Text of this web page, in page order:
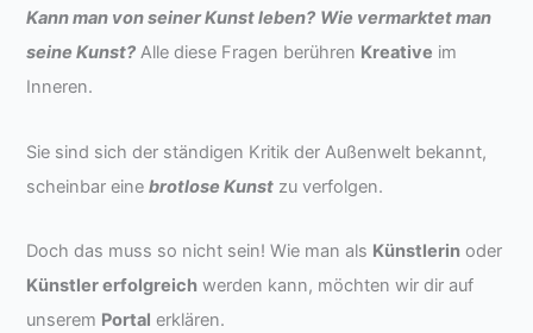
Kann man von seiner Kunst leben? Wie vermarktet man
seine Kunst? Alle diese Fragen berühren Kreative im
Inneren.
Sie sind sich der ständigen Kritik der Außenwelt bekannt,
scheinbar einebrotlose Kunst zu verfolgen.
Doch das muss so nicht sein! Wie man als Künstlerin oder
Künstler erfolgreich werden kann, möchten wir dir auf
unserem Portal erklären.